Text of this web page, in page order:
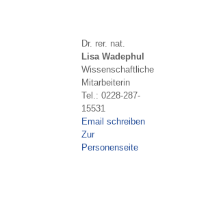
Dr. rer. nat.
Lisa Wadephul
Wissenschaftliche
Mitarbeiterin
Tel.: 0228-287-
15531
Email schreiben
Zur
Personenseite